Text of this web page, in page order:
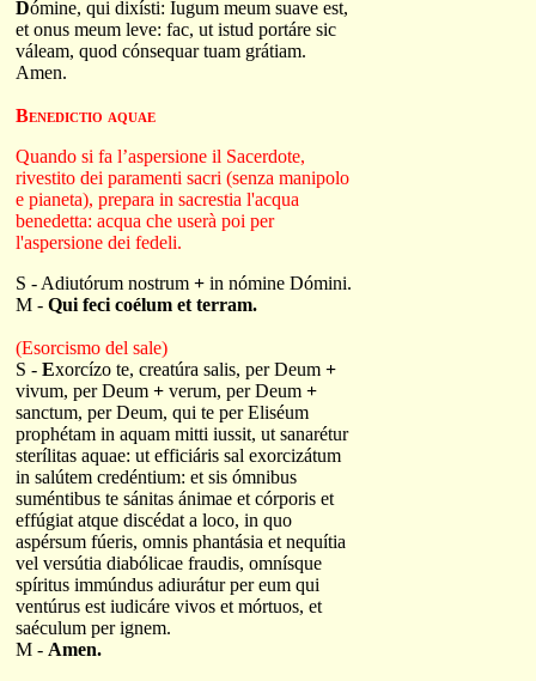
Dómine, qui dixísti: Iugum meum suave est,
et onus meum leve: fac, ut istud portáre sic
váleam, quod cónsequar tuam grátiam.
Amen.
Benedictio aquae
Quando si fa l’aspersione il Sacerdote,
rivestito dei paramenti sacri (senza manipolo
e pianeta), prepara in sacrestia l'acqua
benedetta: acqua che userà poi per
l'aspersione dei fedeli.
S - Adiutórum nostrum + in nómine Dómini.
M - Qui feci coélum et terram.
(Esorcismo del sale)
S - Exorcízo te, creatúra salis, per Deum +
vivum, per Deum + verum, per Deum +
sanctum, per Deum, qui te per Eliséum
prophétam in aquam mitti iussit, ut sanarétur
sterílitas aquae: ut efficiáris sal exorcizátum
in salútem credéntium: et sis ómnibus
suméntibus te sánitas ánimae et córporis et
effúgiat atque discédat a loco, in quo
aspérsum fúeris, omnis phantásia et nequítia
vel versútia diabólicae fraudis, omnísque
spíritus immúndus adiurátur per eum qui
ventúrus est iudicáre vivos et mórtuos, et
saéculum per ignem.
M - Amen.